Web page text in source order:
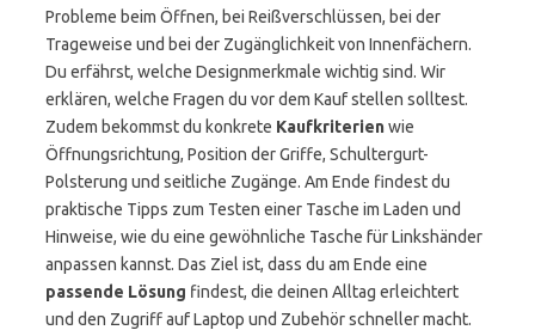
Probleme beim Öffnen, bei Reißverschlüssen, bei der
Trageweise und bei der Zugänglichkeit von Innenfächern.
Du erfährst, welche Designmerkmale wichtig sind. Wir
erklären, welche Fragen du vor dem Kauf stellen solltest.
Zudem bekommst du konkrete Kaufkriterienwie
Öffnungsrichtung, Position der Griffe, Schultergurt-
Polsterung und seitliche Zugänge. Am Ende findest du
praktische Tipps zum Testen einer Tasche im Laden und
Hinweise, wie du eine gewöhnliche Tasche für Linkshänder
anpassen kannst. Das Ziel ist, dass du am Ende eine
passende Lösung findest, die deinen Alltag erleichtert
und den Zugriff auf Laptop und Zubehör schneller macht.